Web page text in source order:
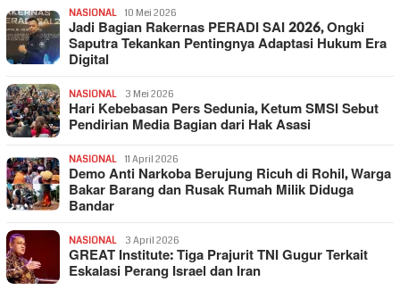
NASIONAL 10 Mei 2026
Jadi Bagian Rakernas PERADI SAI 2026, Ongki
Saputra Tekankan Pentingnya Adaptasi Hukum Era
Digital
NASIONAL 3 Mei 2026
Hari Kebebasan Pers Sedunia, Ketum SMSI Sebut
Pendirian Media Bagian dari Hak Asasi
NASIONAL 11 April 2026
Demo Anti Narkoba Berujung Ricuh di Rohil, Warga
Bakar Barang dan Rusak Rumah Milik Diduga
Bandar
NASIONAL 3 April 2026
GREAT Institute: Tiga Prajurit TNI Gugur Terkait
Eskalasi Perang Israel dan Iran